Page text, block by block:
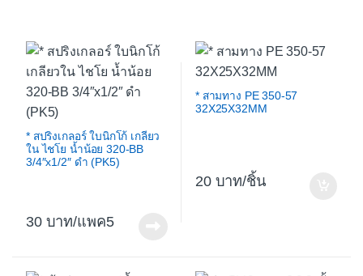
* สปริงเกลอร์ ใบนิกโก้ เกลียว
ใน ไชโย น้ำน้อย 320-BB
3/4″x1/2″ ดำ (PK5)
30 /แพค5
* สามทาง PE 350-57
32X25X32MM
20 /ชิ้น